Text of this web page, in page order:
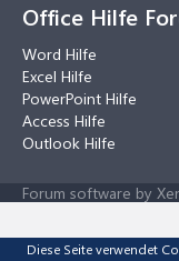
Office Hilfe
Word Hilfe
Excel Hilfe
PowerPoint Hilfe
Access Hilfe
Outlook Hilfe
Forum software by
Diese Seite verwendet